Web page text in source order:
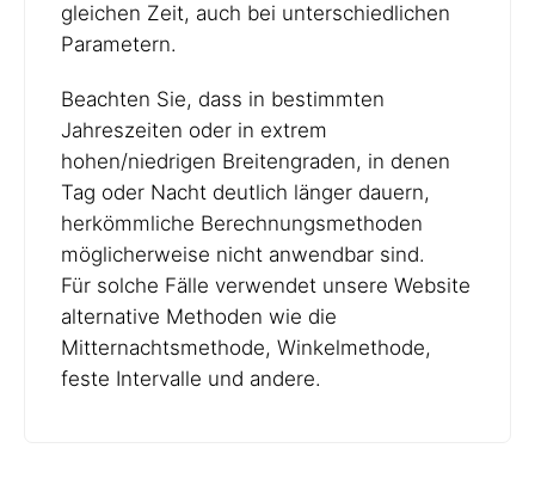
gleichen Zeit, auch bei unterschiedlichen
Parametern.
Beachten Sie, dass in bestimmten
Jahreszeiten oder in extrem
hohen/niedrigen Breitengraden, in denen
Tag oder Nacht deutlich länger dauern,
herkömmliche Berechnungsmethoden
möglicherweise nicht anwendbar sind.
Für solche Fälle verwendet unsere Website
alternative Methoden wie die
Mitternachtsmethode, Winkelmethode,
feste Intervalle und andere.